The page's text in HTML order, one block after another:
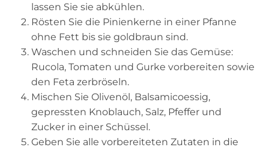
lassen Sie sie abkühlen.
Rösten Sie die Pinienkerne in einer Pfanne
ohne Fett bis sie goldbraun sind.
Waschen und schneiden Sie das Gemüse:
Rucola, Tomaten und Gurke vorbereiten sowie
den Feta zerbröseln.
Mischen Sie Olivenöl, Balsamicoessig,
gepressten Knoblauch, Salz, Pfeffer und
Zucker in einer Schüssel.
Geben Sie alle vorbereiteten Zutaten in die